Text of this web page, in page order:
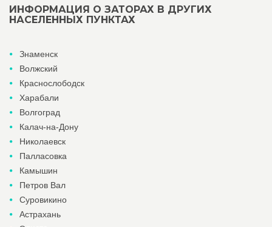
ИНФОРМАЦИЯ О ЗАТОРАХ В ДРУГИХ
НАСЕЛЕННЫХ ПУНКТАХ
Знаменск
Волжский
Краснослободск
Харабали
Волгоград
Калач-на-Дону
Николаевск
Палласовка
Камышин
Петров Вал
Суровикино
Астрахань